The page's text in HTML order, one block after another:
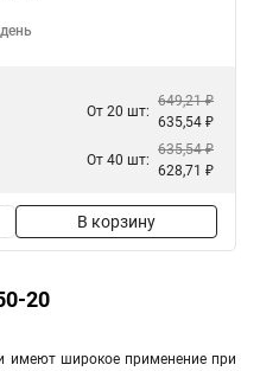
От 20 шт:
649,21 ₽
635,54 ₽
От 40 шт:
635,54 ₽
628,71 ₽
В корзину
20
имеют широкое применение при